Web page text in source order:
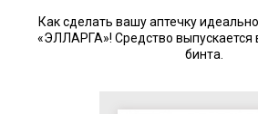
Как сделать вашу аптечку
«ЭЛЛАРГА»! Средство
бинта.